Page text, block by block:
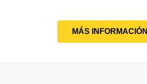
MÁS INFORMACIÓN